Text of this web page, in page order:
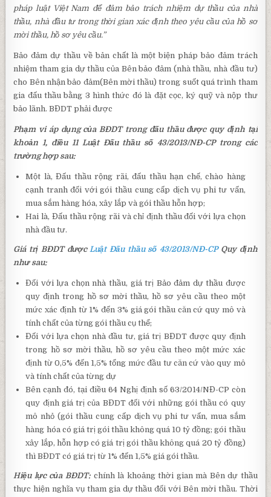
pháp luật Việt Nam để đảm bảo trách nhiệm dự thầu của nhà
thầu, nhà đầu tư trong thời gian xác định theo yêu cầu của hồ sơ
mời thầu, hồ sơ yêu cầu.”
Bảo đảm dự thầu về bản chất là một biện pháp bảo đảm trách
nhiệm tham gia dự thầu của Bên bảo đảm (nhà thầu, nhà đầu tư)
cho Bên nhận bảo đảm(Bên mời thầu) trong suốt quá trình tham
gia đấu thầu bằng 3 hình thức đó là đặt cọc, ký quỹ và nộp thư
bảo lãnh. BĐDT phải được
Phạm vi áp dụng của BĐDT trong đấu thầu được quy định tại
khoản 1, điều 11 Luật Đấu thầu số 43/2013/NĐ-CP trong các
trường hợp sau:
Một là, Đấu thầu rộng rãi, đấu thầu hạn chế, chào hàng
cạnh tranh đối với gói thầu cung cấp dịch vụ phi tư vấn,
mua sắm hàng hóa, xây lắp và gói thầu hỗn hợp;
Hai là, Đấu thầu rộng rãi và chỉ định thầu đối với lựa chọn
nhà đầu tư.
Giá trị BĐDT được Luật Đấu thầu số 43/2013/NĐ-CPQuy định
như sau:
Đối với lựa chọn nhà thầu, giá trị Bảo đảm dự thầu được
quy định trong hồ sơ mời thầu, hồ sơ yêu cầu theo một
mức xác định từ 1% đến 3% giá gói thầu căn cứ quy mô và
tính chất của từng gói thầu cụ thể;
Đối với lựa chọn nhà đầu tư, giá trị BĐDT được quy định
trong hồ sơ mời thầu, hồ sơ yêu cầu theo một mức xác
định từ 0,5% đến 1,5% tổng mức đầu tư căn cứ vào quy mô
và tính chất của từng dự
Bên cạnh đó, tại điều 64 Nghị định số 63/2014/NĐ-CP còn
quy định giá trị của BĐDT đối với những gói thầu có quy
mô nhỏ (gói thầu cung cấp dịch vụ phi tư vấn, mua sắm
hàng hóa có giá trị gói thầu không quá 10 tỷ đồng; gói thầu
xây lắp, hỗn hợp có giá trị gói thầu không quá 20 tỷ đồng)
thì BĐDT có giá trị từ 1% đến 1,5% giá gói thầu.
Hiệu lực của BĐDT: chính là khoảng thời gian mà Bên dự thầu
thực hiện nghĩa vụ tham gia dự thầu đối với Bên mời thầu. Thời